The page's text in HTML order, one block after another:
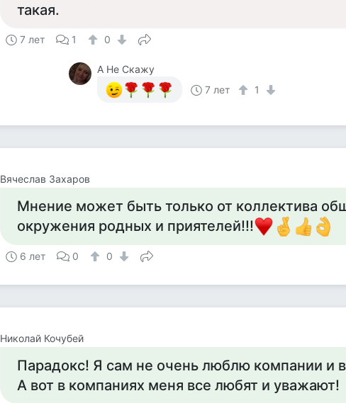
такая.
7 лет 1 0
А Не Скажу
7 лет
1
Вячеслав Захаров
Мнение может быть только от коллектива
окружения родных и приятелей!!!
6 лет 0 0
Николай Кочубей
Парадокс! Я сам не очень люблю компании и
А вот в компаниях меня все любят и уважают!